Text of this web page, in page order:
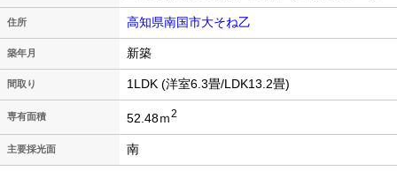
住所 高知県南国市大そね乙
築年月 新築
間取り 1LDK (洋室6.3畳/LDK13.2畳)
専有面積 52.48ｍ2
主要採光面 南